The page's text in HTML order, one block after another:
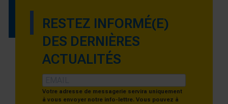
RESTEZ INFORMÉ(E)
DES DERNIÈRES
ACTUALITÉS
Votre adresse de messagerie servira uniquement
à vous envoyer notre info-lettre. Vous pouvez à